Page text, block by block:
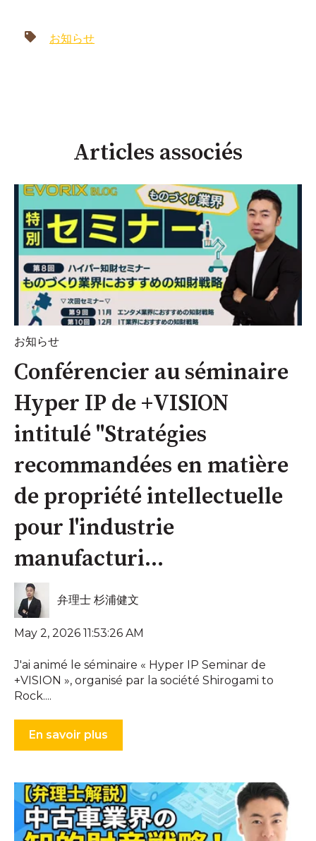
お知らせ
Articles associés
お知らせ
Conférencier au séminaire
Hyper IP de +VISION
intitulé "Stratégies
recommandées en matière
de propriété intellectuelle
pour l'industrie
manufacturi...
弁理士 杉浦健文
May 2, 2026 11:53:26 AM
J'ai animé le séminaire « Hyper IP Seminar de
+VISION », organisé par la société Shirogami to
Rock....
En savoir plus